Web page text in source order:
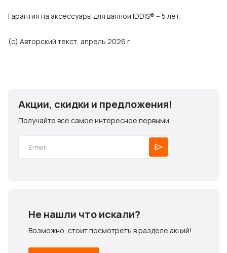
Гарантия на аксессуары для ванной IDDIS® – 5 лет.
(с) Авторский текст, апрель 2026 г.
Акции, скидки и предложения!
Получайте все самое интересное первыми.
Не нашли что искали?
Возможно, стоит посмотреть в разделе акций!